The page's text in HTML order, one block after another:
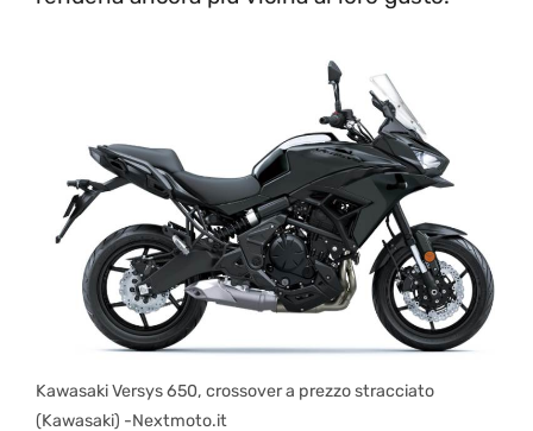
Kawasaki Versys 650, crossover a prezzo stracciato
(Kawasaki) -Nextmoto.it